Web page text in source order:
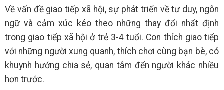
Về vấn đề giao tiếp xã hội, sự phát triển về tư duy, ngôn
ngữ và cảm xúc kéo theo những thay đổi nhất định
trong giao tiếp xã hội ở trẻ 3-4 tuổi. Con thích giao tiếp
với những người xung quanh, thích chơi cùng bạn bè, có
khuynh hướng chia sẻ, quan tâm đến người khác nhiều
hơn trước.